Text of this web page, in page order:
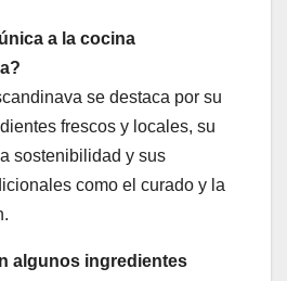
a la cocina
se destaca por su
frescos y locales, su
sostenibilidad y sus
como el curado y la
algunos ingredientes